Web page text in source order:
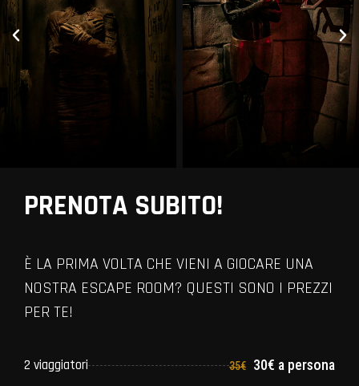
PRENOTA SUBITO!
È LA PRIMA VOLTA CHE VIENI A GIOCARE UNA
NOSTRA ESCAPE ROOM? QUESTI SONO I PREZZI
PER TE!
2 viaggiatori 35€ 30€ a persona